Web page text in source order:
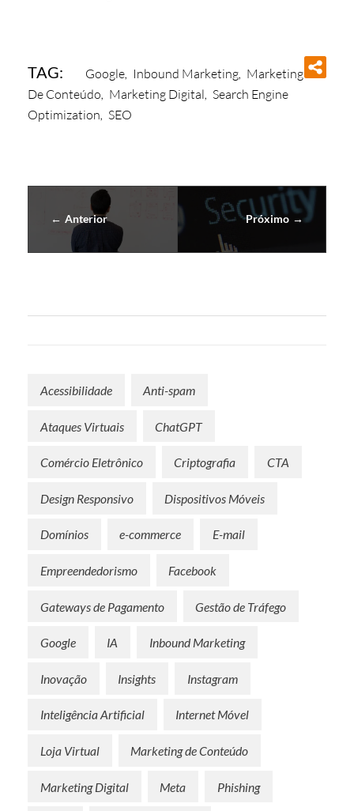
TAG: Google Inbound Marketing Marketing
De Conteúdo Marketing Digital Search Engine
Optimization SEO
Anterior Próximo
Acessibilidade Anti-spam
Ataques Virtuais ChatGPT
Comércio Eletrônico Criptografia CTA
Design Responsivo Dispositivos Móveis
Domínios e-commerce E-mail
Empreendedorismo Facebook
Gateways de Pagamento Gestão de Tráfego
Google IA Inbound Marketing
Inovação Insights Instagram
Inteligência Artificial Internet Móvel
Loja Virtual Marketing de Conteúdo
Marketing Digital Meta Phishing